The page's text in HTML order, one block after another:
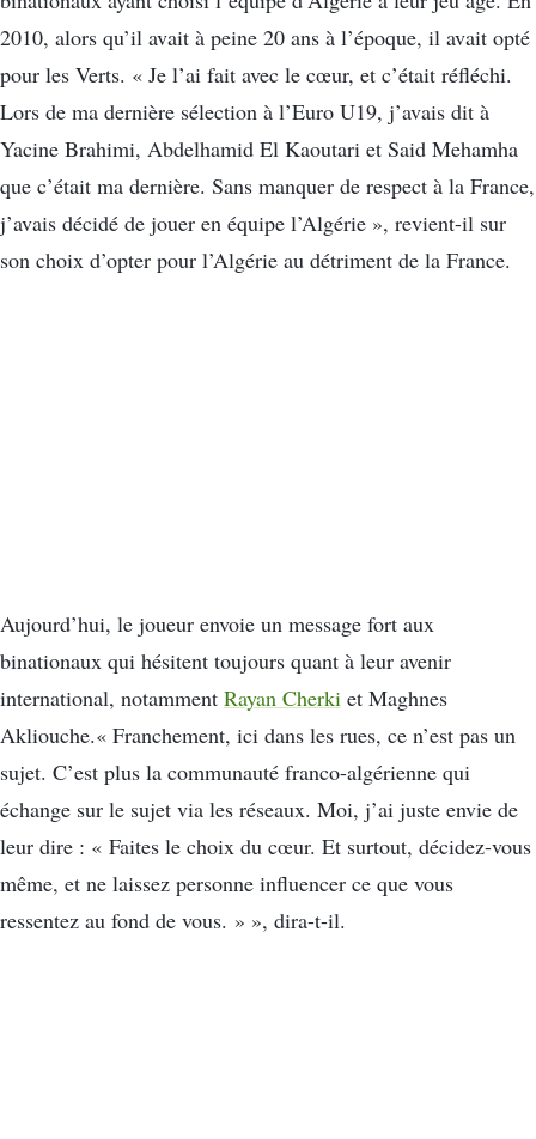
2010, alors qu’il avait à peine 20 ans à l’époque, il avait opté
pour les Verts. « Je l’ai fait avec le cœur, et c’était réfléchi.
Lors de ma dernière sélection à l’Euro U19, j’avais dit à
Yacine Brahimi, Abdelhamid El Kaoutari et Said Mehamha
que c’était ma dernière. Sans manquer de respect à la France,
j’avais décidé de jouer en équipe l’Algérie », revient-il sur
son choix d’opter pour l’Algérie au détriment de la France.
Aujourd’hui, le joueur envoie un message fort aux
binationaux qui hésitent toujours quant à leur avenir
international, notamment Rayan Cherki et Maghnes
Akliouche.« Franchement, ici dans les rues, ce n’est pas un
sujet. C’est plus la communauté franco-algérienne qui
échange sur le sujet via les réseaux. Moi, j’ai juste envie de
leur dire : « Faites le choix du cœur. Et surtout, décidez-vous
même, et ne laissez personne influencer ce que vous
ressentez au fond de vous. » », dira-t-il.